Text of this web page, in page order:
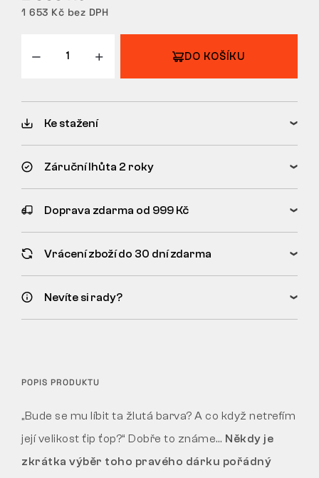
KONTAKT
VRÁCENÍ/VÝMĚNA
1 653 Kč bez DPH
DO KOŠÍKU
Ke stažení
Záruční lhůta 2 roky
Doprava zdarma od 999 Kč
Vrácení zboží do 30 dní zdarma
Nevíte si rady?
POPIS PRODUKTU
„Bude se mu líbit ta žlutá barva? A co když netrefím
její velikost ťip ťop?“ Dobře to známe… Někdy je
zkrátka výběr toho pravého dárku pořádný